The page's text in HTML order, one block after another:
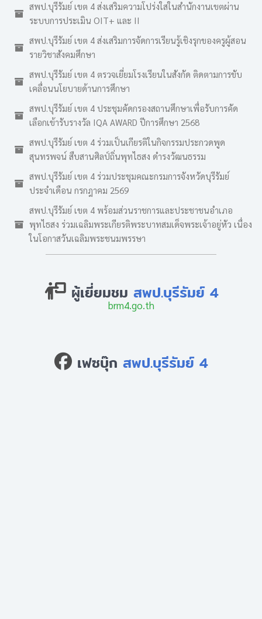
สพป.บุรีรัมย์ เขต 4 ส่งเสริมความโปร่งใสในสำนักงานเขตผ่าน
ระบบการประเมิน OIT+ และ II
สพป.บุรีรัมย์ เขต 4 ส่งเสริมการจัดการเรียนรู้เชิงรุกของครูผู้สอน
รายวิชาสังคมศึกษา
สพป.บุรีรัมย์ เขต 4 ตรวจเยี่ยมโรงเรียนในสังกัด ติดตามการขับ
เคลื่อนนโยบายด้านการศึกษา
สพป.บุรีรัมย์ เขต 4 ประชุมคัดกรองสถานศึกษาเพื่อรับการคัด
เลือกเข้ารับรางวัล IQA AWARD ปีการศึกษา 2568
สพป.บุรีรัมย์ เขต 4 ร่วมเป็นเกียรติในกิจกรรมประกวดพูด
สุนทรพจน์ สืบสานศิลป์ถิ่นพุทไธสง ดำรงวัฒนธรรม
สพป.บุรีรัมย์ เขต 4 ร่วมประชุมคณะกรมการจังหวัดบุรีรัมย์
ประจำเดือน กรกฎาคม 2569
สพป.บุรีรัมย์ เขต 4 พร้อมส่วนราชการและประชาชนอำเภอ
พุทไธสง ร่วมเฉลิมพระเกียรติพระบาทสมเด็จพระเจ้าอยู่หัว เนื่อง
ในโอกาสวันเฉลิมพระชนมพรรษา
ผู้เยี่ยมชม สพป.บุรีรัมย์ 4
brm4.go.th
เฟซบุ๊ก สพป.บุรีรัมย์ 4